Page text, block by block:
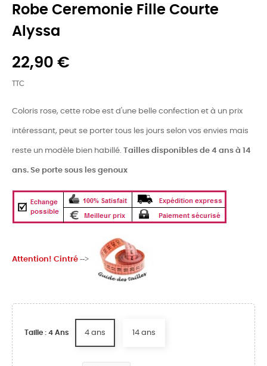
Robe Ceremonie Fille Courte
Alyssa
22,90 €
TTC
Coloris rose, cette robe est d'une belle confection et à un prix
intéressant, peut se porter tous les jours selon vos envies mais
reste un modèle bien habillé. Tailles disponibles de 4 ans à 14
ans. Se porte sous les genoux
Attention! Cintré -->
Taille : 4 Ans 4 ans 14 ans